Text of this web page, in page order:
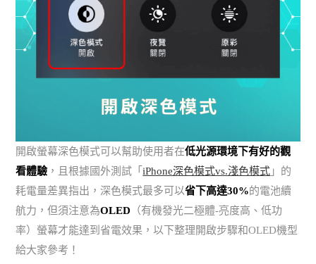
開啟螢幕深色模式可以幫助使用者在低光源環境下有好的觀
看體驗 ，且根據國外測試「iPhone深色模式vs.淺色模式 」的
耗電量差異指出，深色模式最多可以省下高達30%的電池續
航力，但須注意為OLED （有機發光二極體-亮度高、低功
率）螢幕才能達到省電效果，以下整理開啟步驟和OLED機型
給大家參考！